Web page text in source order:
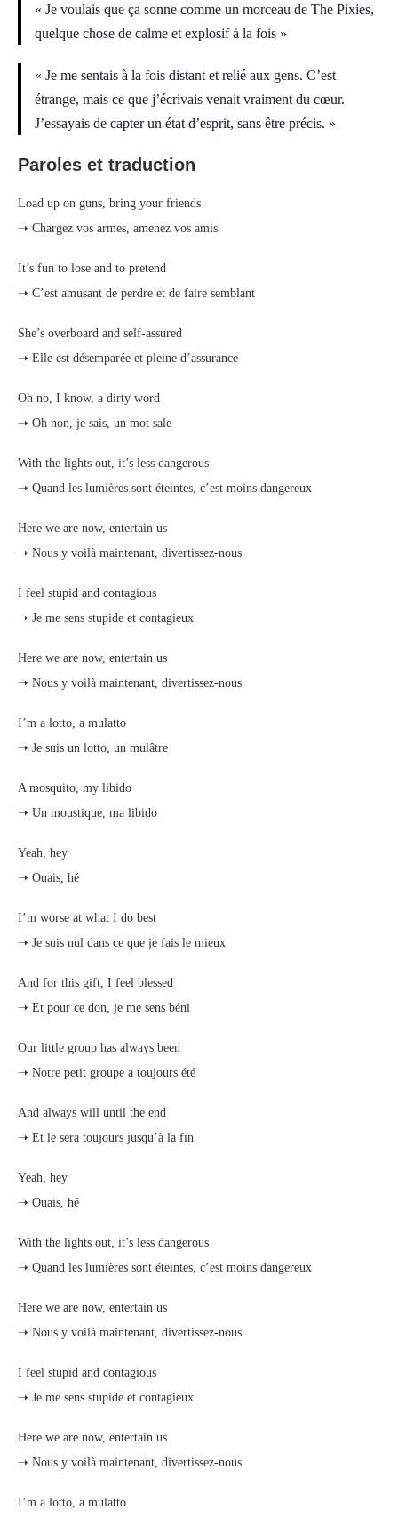
« Je voulais que ça sonne comme un morceau de The Pixies,
quelque chose de calme et explosif à la fois »
« Je me sentais à la fois distant et relié aux gens. C’est
étrange, mais ce que j’écrivais venait vraiment du cœur.
J’essayais de capter un état d’esprit, sans être précis. »
Paroles et traduction
Load up on guns, bring your friends
➝ Chargez vos armes, amenez vos amis
It’s fun to lose and to pretend
➝ C’est amusant de perdre et de faire semblant
She’s overboard and self-assured
➝ Elle est désemparée et pleine d’assurance
Oh no, I know, a dirty word
➝ Oh non, je sais, un mot sale
With the lights out, it’s less dangerous
➝ Quand les lumières sont éteintes, c’est moins dangereux
Here we are now, entertain us
➝ Nous y voilà maintenant, divertissez-nous
I feel stupid and contagious
➝ Je me sens stupide et contagieux
Here we are now, entertain us
➝ Nous y voilà maintenant, divertissez-nous
I’m a lotto, a mulatto
➝ Je suis un lotto, un mulâtre
A mosquito, my libido
➝ Un moustique, ma libido
Yeah, hey
➝ Ouais, hé
I’m worse at what I do best
➝ Je suis nul dans ce que je fais le mieux
And for this gift, I feel blessed
➝ Et pour ce don, je me sens béni
Our little group has always been
➝ Notre petit groupe a toujours été
And always will until the end
➝ Et le sera toujours jusqu’à la fin
Yeah, hey
➝ Ouais, hé
With the lights out, it’s less dangerous
➝ Quand les lumières sont éteintes, c’est moins dangereux
Here we are now, entertain us
➝ Nous y voilà maintenant, divertissez-nous
I feel stupid and contagious
➝ Je me sens stupide et contagieux
Here we are now, entertain us
➝ Nous y voilà maintenant, divertissez-nous
I’m a lotto, a mulatto